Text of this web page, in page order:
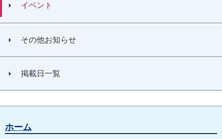
イベント
その他お知らせ
掲載日一覧
ホーム